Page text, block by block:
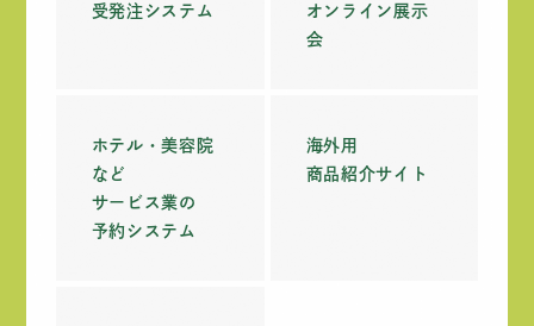
受発注システム
オンライン展示
会
ホテル・美容院
など
サービス業の
予約システム
海外用
商品紹介サイト